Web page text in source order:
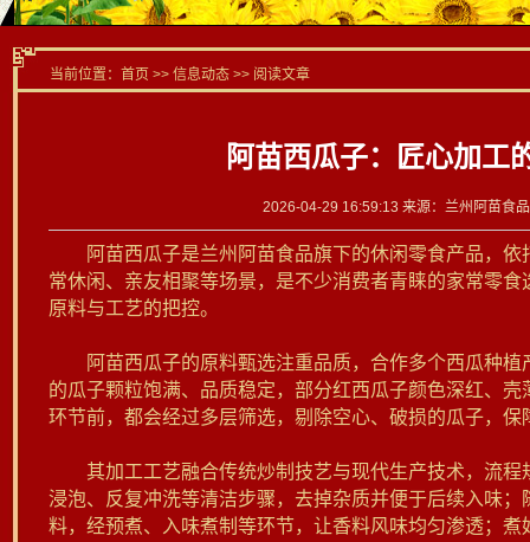
当前位置： 首页 >> 信息动态 >> 阅读文章
阿苗西瓜子：匠心加工
2026-04-29 16:59:13 来源：兰州阿苗食
阿苗西瓜子是兰州阿苗食品旗下的休闲零食产品，依
常休闲、亲友相聚等场景，是不少消费者青睐的家常零
原料与工艺的把控。
阿苗西瓜子的原料甄选注重品质，合作多个西瓜种植
的瓜子颗粒饱满、品质稳定，部分红西瓜子颜色深红、
环节前，都会经过多层筛选，剔除空心、破损的瓜子，保
其加工工艺融合传统炒制技艺与现代生产技术，流程
浸泡、反复冲洗等清洁步骤，去掉杂质并便于后续入味
料，经预煮、入味煮制等环节，让香料风味均匀渗透；